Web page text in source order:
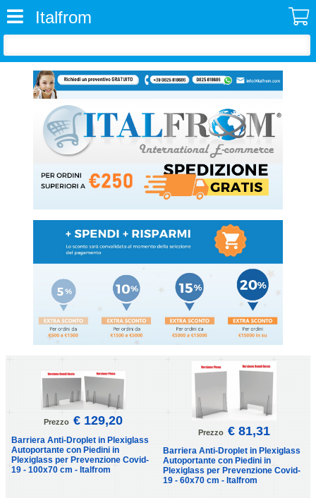
Italfrom
Prezzo € 129,20
Barriera Anti-Droplet in Plexiglass
Autoportante con Piedini in
Plexiglass per Prevenzione Covid-
19 - 100x70 cm - Italfrom
Prezzo € 81,31
Barriera Anti-Droplet in Plexiglass
Autoportante con Piedini in
Plexiglass per Prevenzione Covid-
19 - 60x70 cm - Italfrom